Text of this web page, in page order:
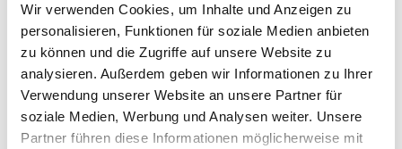
Wir verwenden Cookies, um Inhalte und Anzeigen zu
personalisieren, Funktionen für soziale Medien anbieten
zu können und die Zugriffe auf unsere Website zu
analysieren. Außerdem geben wir Informationen zu Ihrer
Verwendung unserer Website an unsere Partner für
soziale Medien, Werbung und Analysen weiter. Unsere
Partner führen diese Informationen möglicherweise mit
Kontakt
Kategorien
Immobilienrecht / Mietrecht / Ferienwohnungen (268)
Skirecht / Sportrecht (103)